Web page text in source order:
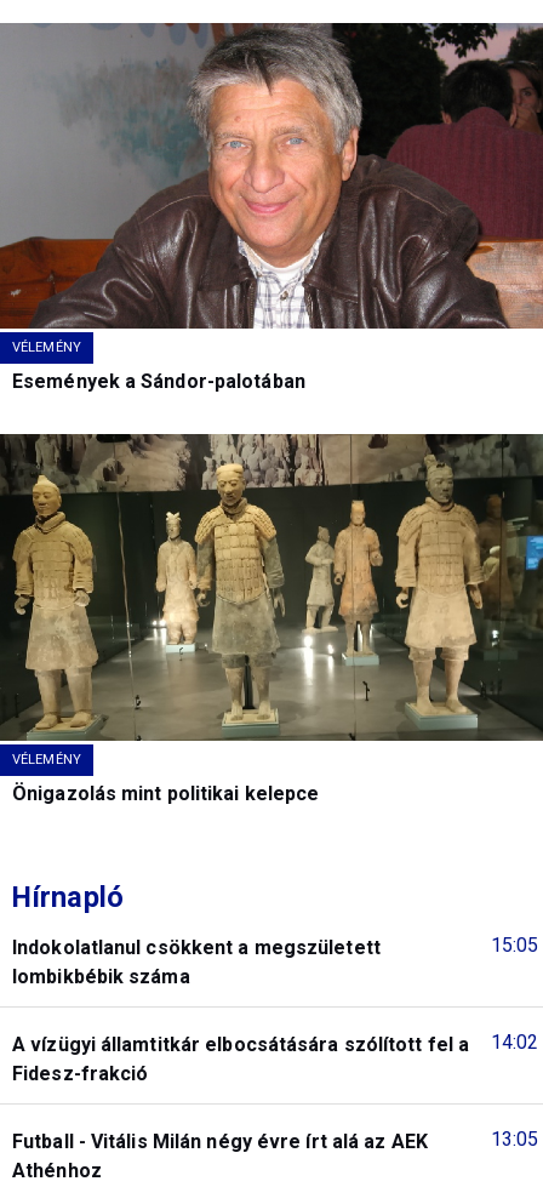
VÉLEMÉNY
Események a Sándor-palotában
VÉLEMÉNY
Önigazolás mint politikai kelepce
Hírnapló
15:05
Indokolatlanul csökkent a megszületett
lombikbébik száma
14:02
A vízügyi államtitkár elbocsátására szólított fel a
Fidesz-frakció
13:05
Futball - Vitális Milán négy évre írt alá az AEK
Athénhoz